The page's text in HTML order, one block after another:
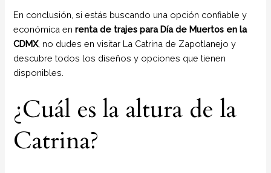
En conclusión, si estás buscando una opción confiable y
económica enrenta de trajes para Día de Muertos en la
CDMX, no dudes en visitar La Catrina de Zapotlanejo y
descubre todos los diseños y opciones que tienen
disponibles.
¿Cuál es la altura de la
Catrina?